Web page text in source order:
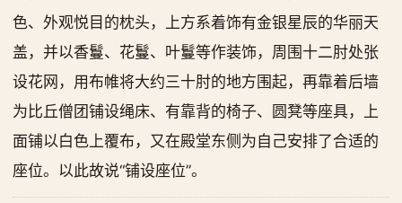
色、外观悦目的枕头，上方系着饰有金银星辰的华丽天
盖，并以香鬘、花鬘、叶鬘等作装饰，周围十二肘处张
设花网，用布帷将大约三十肘的地方围起，再靠着后墙
为比丘僧团铺设绳床、有靠背的椅子、圆凳等座具，上
面铺以白色上覆布，又在殿堂东侧为自己安排了合适的
座位。以此故说“铺设座位”。